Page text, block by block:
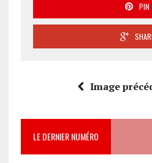
PIN
Image
LE DERNIER NUMÉRO